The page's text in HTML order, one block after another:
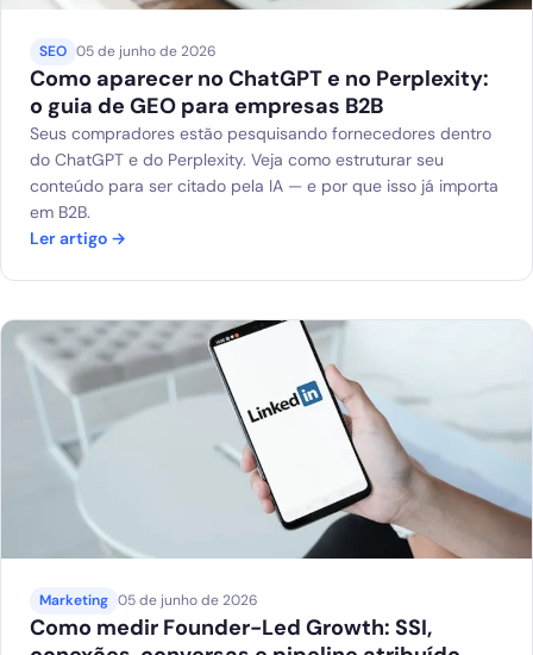
SEO 05 de junho de 2026
Como aparecer no ChatGPT e no Perplexity:
o guia de GEO para empresas B2B
Seus compradores estão pesquisando fornecedores dentro
do ChatGPT e do Perplexity. Veja como estruturar seu
conteúdo para ser citado pela IA — e por que isso já importa
em B2B.
Ler artigo →
Marketing 05 de junho de 2026
Como medir Founder-Led Growth: SSI,